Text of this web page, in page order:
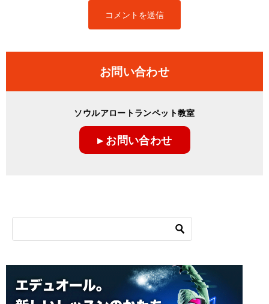
お問い合わせ
ソウルアロートランペット教室
▸ お問い合わせ